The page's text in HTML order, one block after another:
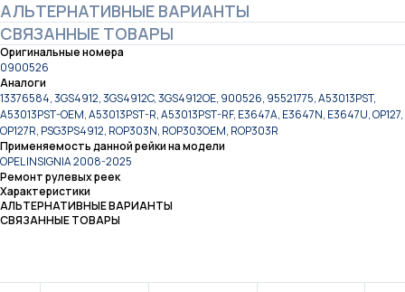
АЛЬТЕРНАТИВНЫЕ ВАРИАНТЫ
СВЯЗАННЫЕ ТОВАРЫ
Оригинальные номера
0900526
Аналоги
13376584, 3GS4912, 3GS4912C, 3GS4912OE, 900526, 95521775, A53013PST,
A53013PST-OEM, A53013PST-R, A53013PST-RF, E3647A, E3647N, E3647U, OP127,
OP127R, PSG3PS4912, ROP303N, ROP303OEM, ROP303R
Применяемость данной рейки на модели
OPEL INSIGNIA 2008-2025
Ремонт рулевых реек
Характеристики
АЛЬТЕРНАТИВНЫЕ ВАРИАНТЫ
СВЯЗАННЫЕ ТОВАРЫ